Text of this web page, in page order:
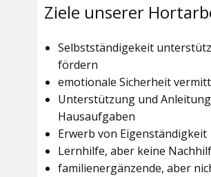
Ziele unserer
Selbstständigekeit
fördern
emotionale Sicherheit
Unterstützung und
Hausaufgaben
Erwerb von Eigenständigkeit
Lernhilfe, aber keine
familienergänzende, aber